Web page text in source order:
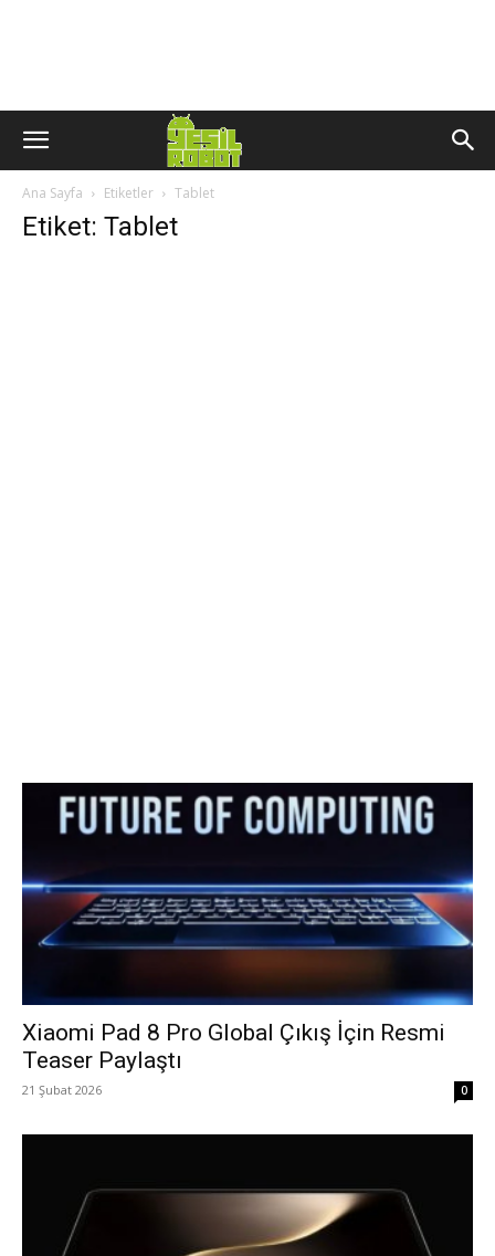
Ana Sayfa Etiketler Tablet
Etiket: Tablet
Xiaomi Pad 8 Pro Global Çıkış İçin Resmi
Teaser Paylaştı
21 Şubat 2026 0